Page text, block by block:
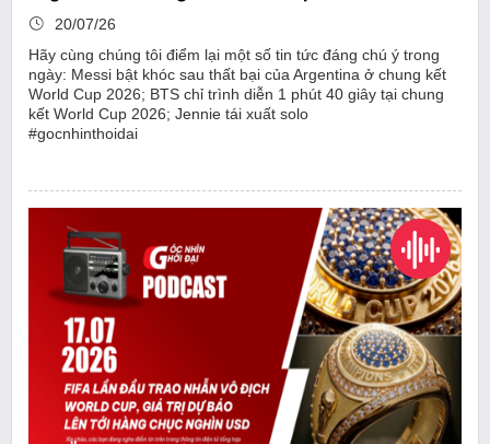
20/07/26
Hãy cùng chúng tôi điểm lại một số tin tức đáng chú ý trong
ngày: Messi bật khóc sau thất bại của Argentina ở chung kết
World Cup 2026; BTS chỉ trình diễn 1 phút 40 giây tại chung
kết World Cup 2026; Jennie tái xuất solo
#gocnhinthoidai